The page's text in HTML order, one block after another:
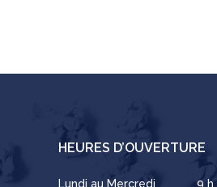
HEURES D’OUVERTURE
Lundi au Mercredi 9 h